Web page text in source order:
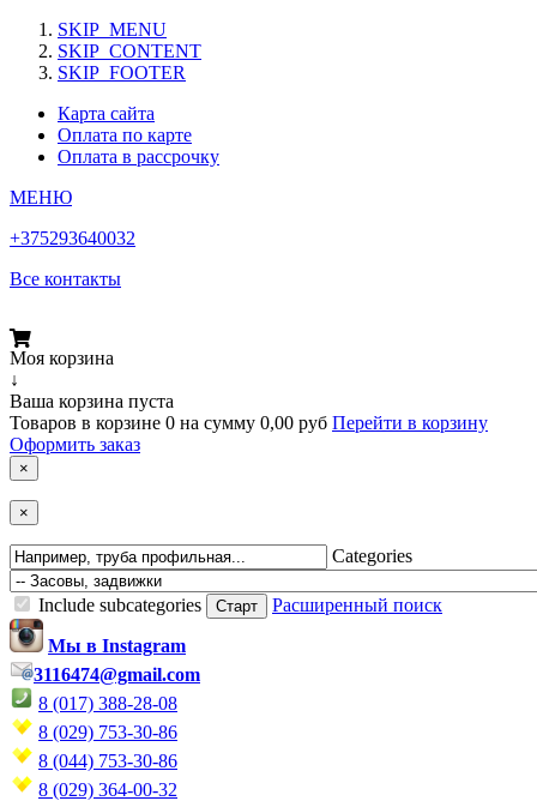
SKIP_MENU
SKIP_CONTENT
SKIP_FOOTER
Карта сайта
Оплата по карте
Оплата в рассрочку
МЕНЮ
+375293640032
Все контакты
Моя корзина
↓
Ваша корзина пуста
Товаров в корзине 0 на сумму 0,00 руб Перейти в корзину
Оформить заказ
×
×
Categories
Include subcategories
Расширенный поиск
Мы в Instagram
3116474@gmail.com
8 (017) 388-28-08
8 (029) 753-30-86
8 (044) 753-30-86
8 (029) 364-00-32